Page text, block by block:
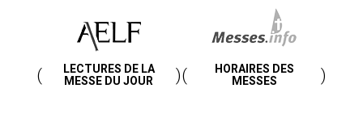
LECTURES DE LA
MESSE DU JOUR
HORAIRES DES
MESSES